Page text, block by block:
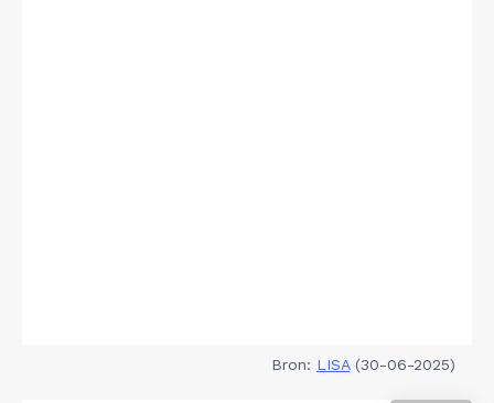
Bron: LISA(30-06-2025)